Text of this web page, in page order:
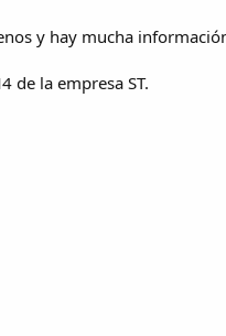
y hay mucha
de la empresa ST.